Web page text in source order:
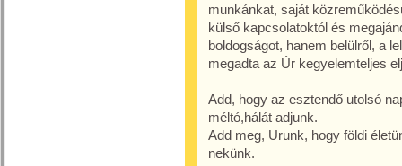
munkánkat, saját
külső kapcsolatoktól és
boldogságot, hanem belülről, a
megadta az Úr kegyelemteljes
Add, hogy az esztendő utolsó
méltó,hálát adjunk.
Add meg, Urunk, hogy földi
nekünk.